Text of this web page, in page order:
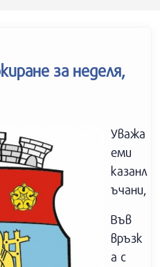
за неделя,
Уважа
еми
казанл
ъчани,
Във
връзк
а с